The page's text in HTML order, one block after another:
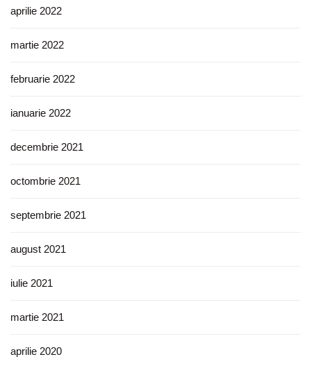
aprilie 2022
martie 2022
februarie 2022
ianuarie 2022
decembrie 2021
octombrie 2021
septembrie 2021
august 2021
iulie 2021
martie 2021
aprilie 2020